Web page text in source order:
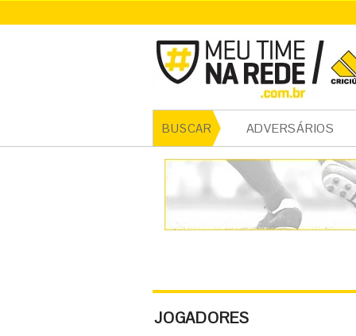
BUSCAR ADVERSÁRIOS
JOGADORES